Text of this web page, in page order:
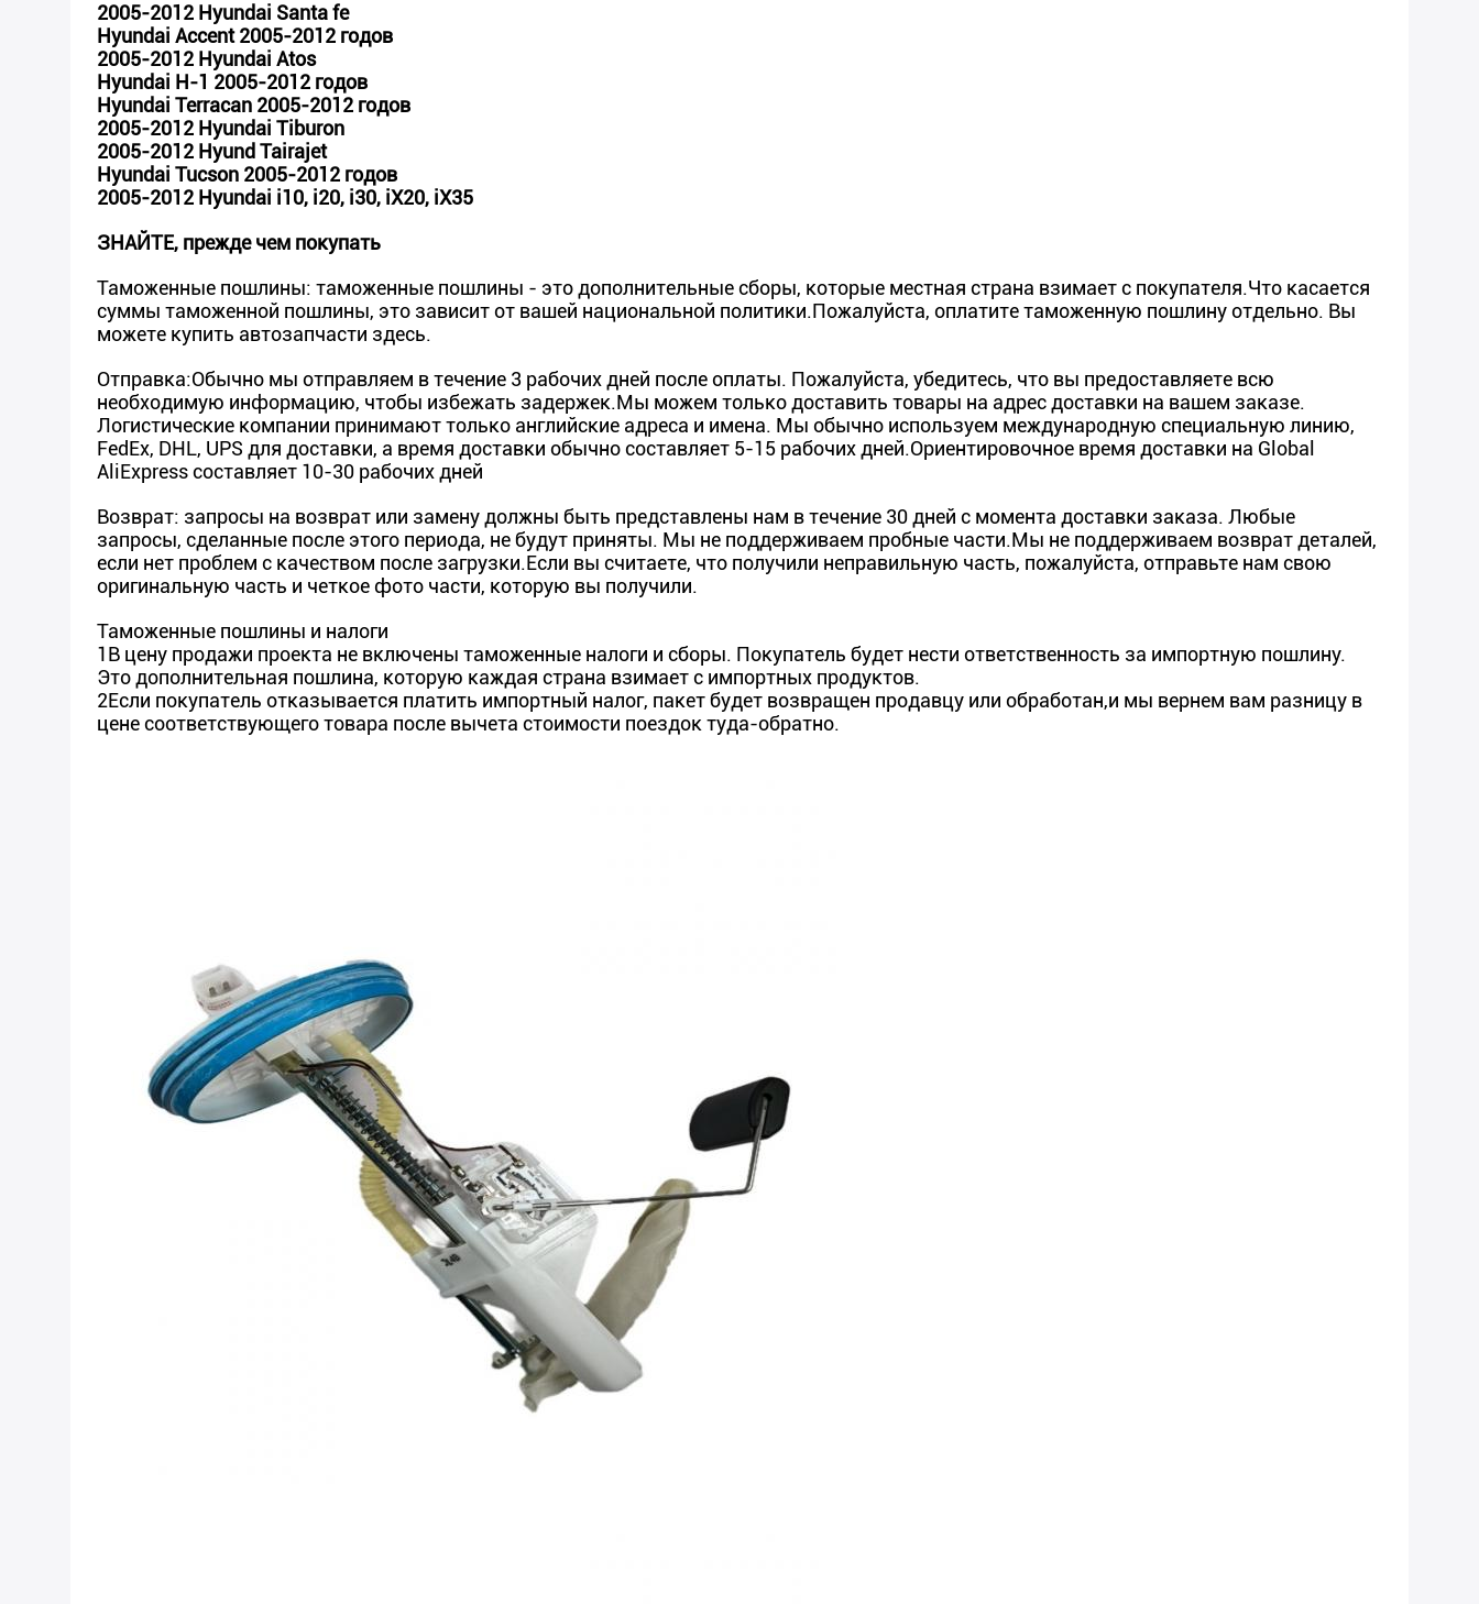
2005-2012 Hyundai Santa fe
Hyundai Accent 2005-2012 годов
2005-2012 Hyundai Atos
Hyundai H-1 2005-2012 годов
Hyundai Terracan 2005-2012 годов
2005-2012 Hyundai Tiburon
2005-2012 Hyund Tairajet
Hyundai Tucson 2005-2012 годов
2005-2012 Hyundai i10, i20, i30, iX20, iX35
ЗНАЙТЕ, прежде чем покупать
Таможенные пошлины: таможенные пошлины - это дополнительные сборы, которые местная страна взимает с покупателя.Что касается
суммы таможенной пошлины, это зависит от вашей национальной политики.Пожалуйста, оплатите таможенную пошлину отдельно. Вы
можете купить автозапчасти здесь.
Отправка:Обычно мы отправляем в течение 3 рабочих дней после оплаты. Пожалуйста, убедитесь, что вы предоставляете всю
необходимую информацию, чтобы избежать задержек.Мы можем только доставить товары на адрес доставки на вашем заказе.
Логистические компании принимают только английские адреса и имена. Мы обычно используем международную специальную линию,
FedEx, DHL, UPS для доставки, а время доставки обычно составляет 5-15 рабочих дней.Ориентировочное время доставки на Global
AliExpress составляет 10-30 рабочих дней
Возврат: запросы на возврат или замену должны быть представлены нам в течение 30 дней с момента доставки заказа. Любые
запросы, сделанные после этого периода, не будут приняты. Мы не поддерживаем пробные части.Мы не поддерживаем возврат деталей,
если нет проблем с качеством после загрузки.Если вы считаете, что получили неправильную часть, пожалуйста, отправьте нам свою
оригинальную часть и четкое фото части, которую вы получили.
Таможенные пошлины и налоги
1В цену продажи проекта не включены таможенные налоги и сборы. Покупатель будет нести ответственность за импортную пошлину.
Это дополнительная пошлина, которую каждая страна взимает с импортных продуктов.
2Если покупатель отказывается платить импортный налог, пакет будет возвращен продавцу или обработан,и мы вернем вам разницу в
цене соответствующего товара после вычета стоимости поездок туда-обратно.